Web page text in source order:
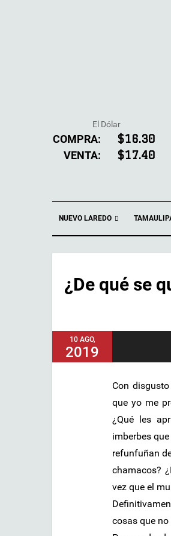
El Dólar
COMPRA: $16.30
VENTA: $17.40
NUEVO LAREDO
¿De qué se
10 AGO,
2019
Con
que yo me
¿Qué les
imberbes
refunfuñan
chamacos?
vez que el
cosas que